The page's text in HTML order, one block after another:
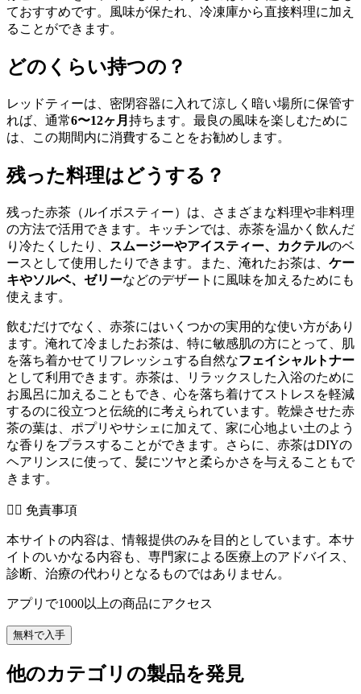
ておすすめです。風味が保たれ、冷凍庫から直接料理に加え
ることができます。
どのくらい持つの？
レッドティーは、密閉容器に入れて涼しく暗い場所に保管す
れば、通常6〜12ヶ月 持ちます。最良の風味を楽しむために
は、この期間内に消費することをお勧めします。
残った料理はどうする？
残った赤茶（ルイボスティー）は、さまざまな料理や非料理
の方法で活用できます。キッチンでは、赤茶を温かく飲んだ
り冷たくしたり、
スムージーやアイスティー、カクテルのベ
ースとして使用したりできます。また、淹れたお茶は、 ケー
キやソルベ、ゼリーなどのデザートに風味を加えるためにも
使えます。
飲むだけでなく、赤茶にはいくつかの実用的な使い方があり
ます。淹れて冷ましたお茶は、特に敏感肌の方にとって、肌
を落ち着かせてリフレッシュする自然なフェイシャルトナー
として利用できます。赤茶は、リラックスした入浴のために
お風呂に加えることもでき、心を落ち着けてストレスを軽減
するのに役立つと伝統的に考えられています。乾燥させた赤
茶の葉は、ポプリやサシェに加えて、家に心地よい土のよう
な香りをプラスすることができます。さらに、赤茶はDIYの
ヘアリンスに使って、髪にツヤと柔らかさを与えることもで
きます。
👨‍⚕️️ 免責事項
本サイトの内容は、情報提供のみを目的としています。本サ
イトのいかなる内容も、専門家による医療上のアドバイス、
診断、治療の代わりとなるものではありません。
アプリで1000以上の商品にアクセス
無料で入手
他のカテゴリの製品を発見